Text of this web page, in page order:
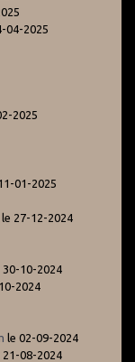
04-2025
2025
01-2025
le 27-12-2024
30-10-2024
2024
le 02-09-2024
21-08-2024